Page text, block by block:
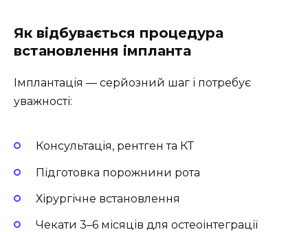
Як відбувається процедура
встановлення імпланта
Імплантація — серйозний шаг і потребує
уважності:
Консультація, рентген та КТ
Підготовка порожнини рота
Хірургічне встановлення
Чекати 3–6 місяців для остеоінтеграції